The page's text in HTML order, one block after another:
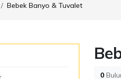
Bebek Banyo & Tuvalet
0